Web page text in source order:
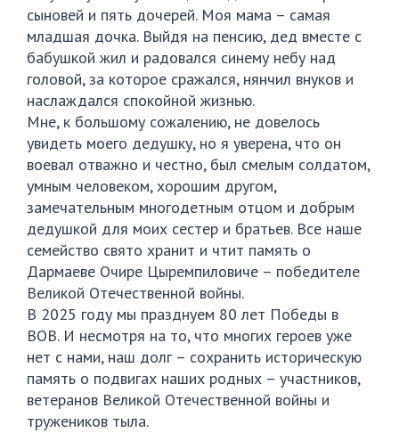
сыновей и пять дочерей. Моя мама – самая
младшая дочка. Выйдя на пенсию, дед вместе с
бабушкой жил и радовался синему небу над
головой, за которое сражался, нянчил внуков и
наслаждался спокойной жизнью.
Мне, к большому сожалению, не довелось
увидеть моего дедушку, но я уверена, что он
воевал отважно и честно, был смелым солдатом,
умным человеком, хорошим другом,
замечательным многодетным отцом и добрым
дедушкой для моих сестер и братьев. Все наше
семейство свято хранит и чтит память о
Дармаеве Очире Цыремпиловиче – победителе
Великой Отечественной войны.
В 2025 году мы празднуем 80 лет Победы в
ВОВ. И несмотря на то, что многих героев уже
нет с нами, наш долг – сохранить историческую
память о подвигах наших родных – участников,
ветеранов Великой Отечественной войны и
тружеников тыла.